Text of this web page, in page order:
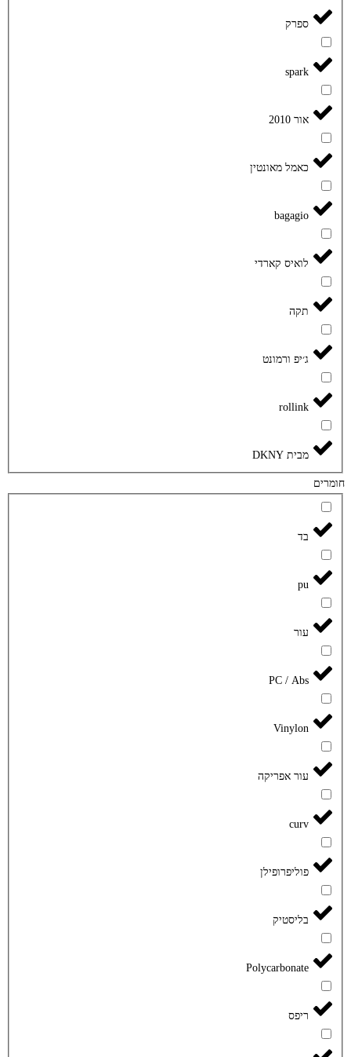
ספרק
spark
אור 2010
כאמל מאונטין
bagagio
לואיס קארדי
תקה
ג׳יפ ורמונט
rollink
מבית DKNY
חומרים
בד
pu
עור
PC / Abs
Vinylon
עור אפריקה
curv
פוליפרופילן
בליסטיק
Polycarbonate
ריפס